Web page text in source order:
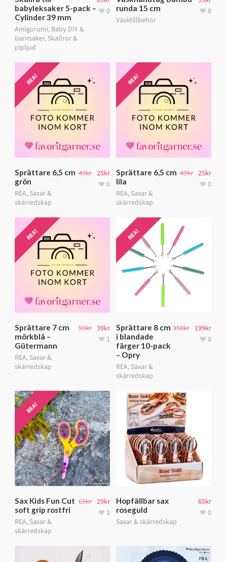
babyleksaker 5-pack –
Cylinder 39 mm
Amigurumi, Baby DIY &
barnsaker, Skallror &
pipljud
0
runda 15 cm
Väsktillbehör
0
REA!
Sprättare 6,5 cm
grön
REA, Saxar &
skärredskap
49kr 25kr
0
REA!
Sprättare 6,5 cm
lila
REA, Saxar &
skärredskap
49kr 25kr
0
REA!
Sprättare 7 cm
mörkblå –
Gütermann
REA, Saxar &
skärredskap
59kr 39kr
1
REA!
Sprättare 8 cm
i blandade
färger 10-pack
– Opry
REA, Saxar &
skärredskap
350kr 199kr
0
REA!
Sax Kids Fun Cut
soft grip rostfri
REA, Saxar &
skärredskap
65kr 29kr
1
Hopfällbar sax
roseguld
Saxar & skärredskap
65kr
0